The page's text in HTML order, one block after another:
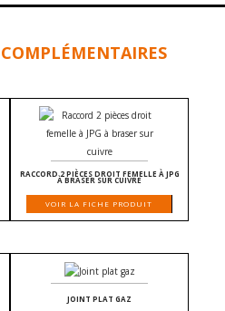
COMPLÉMENTAIRES
RACCORD 2 PIÈCES DROIT FEMELLE À JPG
À BRASER SUR CUIVRE
VOIR LA FICHE PRODUIT
JOINT PLAT GAZ